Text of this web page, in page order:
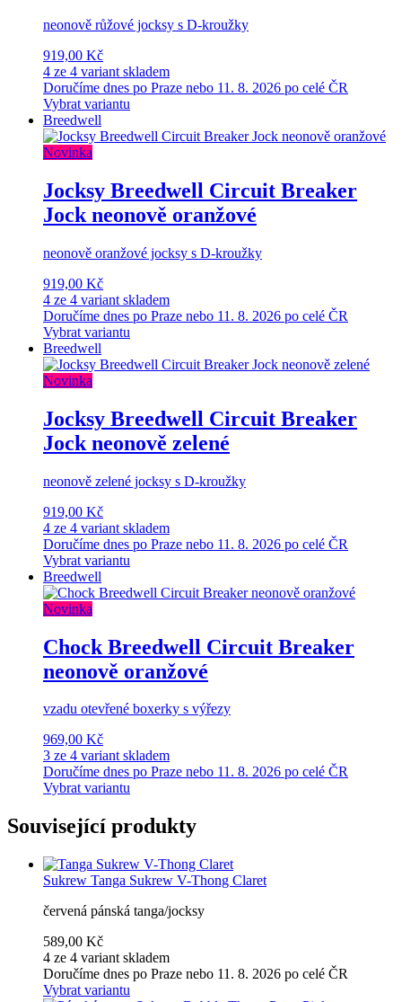
neonově růžové jocksy s D-kroužky
919,00 Kč
4 ze 4 variant skladem
Doručíme dnes po Praze nebo 11. 8. 2026 po celé ČR
Vybrat variantu
Breedwell
Novinka
Jocksy Breedwell Circuit Breaker
Jock neonově oranžové
neonově oranžové jocksy s D-kroužky
919,00 Kč
4 ze 4 variant skladem
Doručíme dnes po Praze nebo 11. 8. 2026 po celé ČR
Vybrat variantu
Breedwell
Novinka
Jocksy Breedwell Circuit Breaker
Jock neonově zelené
neonově zelené jocksy s D-kroužky
919,00 Kč
4 ze 4 variant skladem
Doručíme dnes po Praze nebo 11. 8. 2026 po celé ČR
Vybrat variantu
Breedwell
Novinka
Chock Breedwell Circuit Breaker
neonově oranžové
vzadu otevřené boxerky s výřezy
969,00 Kč
3 ze 4 variant skladem
Doručíme dnes po Praze nebo 11. 8. 2026 po celé ČR
Vybrat variantu
Související produkty
Sukrew Tanga Sukrew V-Thong Claret
červená pánská tanga/jocksy
589,00 Kč
4 ze 4 variant skladem
Doručíme dnes po Praze nebo 11. 8. 2026 po celé ČR
Vybrat variantu